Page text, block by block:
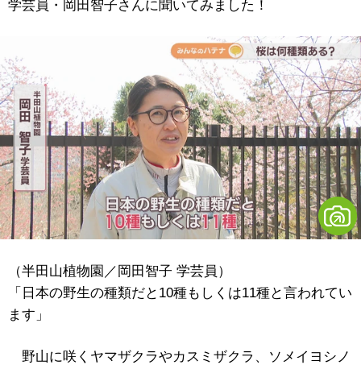
学芸員・岡田智子さんに聞いてみました！
（半田山植物園／岡田智子 学芸員）
「日本の野生の種類だと10種もしくは11種と言われてい
ます」
野山に咲くヤマザクラやカスミザクラ、ソメイヨシノ